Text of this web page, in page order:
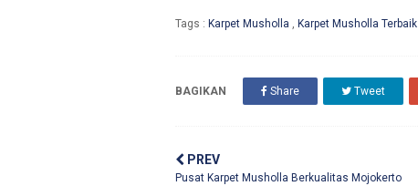
Tags : Karpet Musholla , Karpet Musholla Terbaik
BAGIKAN Share Tweet
PREV
Pusat Karpet Musholla Berkualitas Mojokerto